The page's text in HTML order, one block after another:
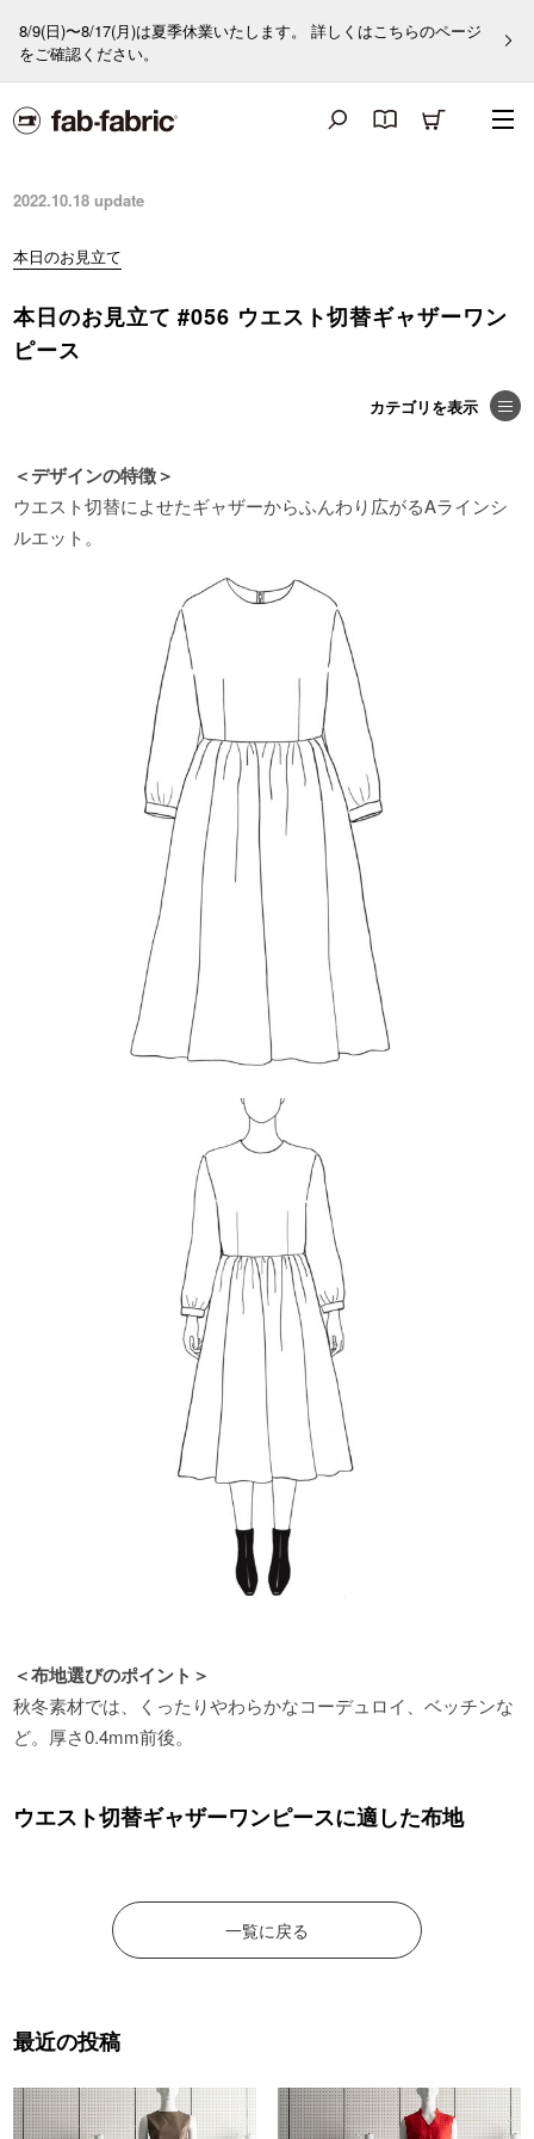
8/9(日)〜8/17(月)は夏季休業いたします。 詳しくはこちらのページ
をご確認ください。
2022.10.18 update
本日のお見立て
本日のお見立て #056 ウエスト切替ギャザーワン
ピース
＜デザインの特徴＞
ウエスト切替によせたギャザーからふんわり広がるAラインシ
ルエット。
＜布地選びのポイント＞
秋冬素材では、くったりやわらかなコーデュロイ、ベッチンな
ど。厚さ0.4mm前後。
ウエスト切替ギャザーワンピースに適した布地
一覧に戻る
最近の投稿